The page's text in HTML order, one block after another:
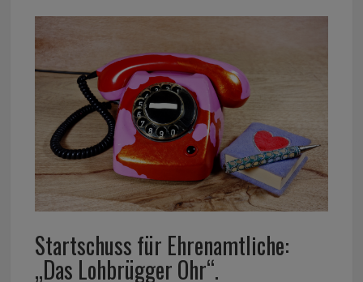
Startschuss für Ehrenamtliche:
„Das Lohbrügger Ohr“.